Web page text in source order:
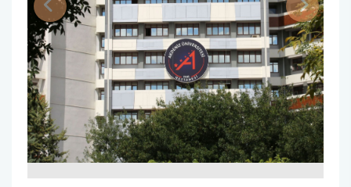
Previous Next